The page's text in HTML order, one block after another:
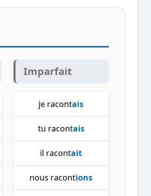
Imparfait
je racontais
tu racontais
il racontait
nous racontions